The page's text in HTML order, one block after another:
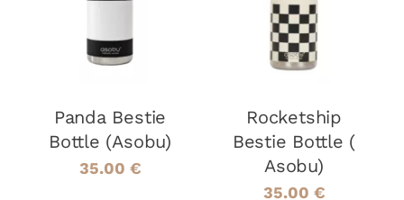
PANIER
Panda Bestie
Bottle (Asobu)
35.00 €
PANIER
DÉTAILS
Rocketship
Bestie Bottle (
Asobu)
35.00 €